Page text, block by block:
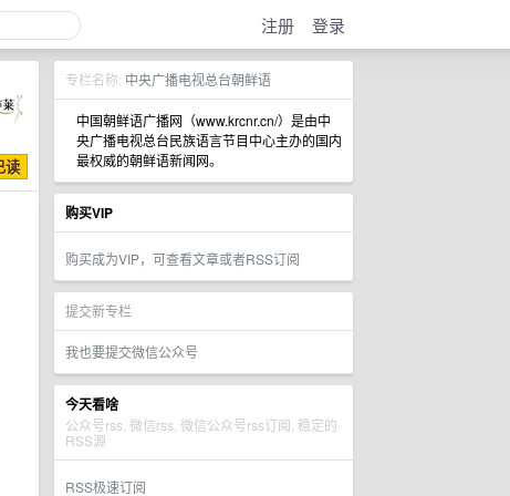
注册 登录
专栏名称: 中央广播电视总台朝鲜语
中国朝鲜语广播网（www.krcnr.cn/）是由中
央广播电视总台民族语言节目中心主办的国内
最权威的朝鲜语新闻网。
购买VIP
购买成为VIP，可查看文章或者RSS订阅
提交新专栏
我也要提交微信公众号
今天看啥
公众号rss, 微信rss, 微信公众号rss订阅, 稳定的
RSS源
RSS极速订阅